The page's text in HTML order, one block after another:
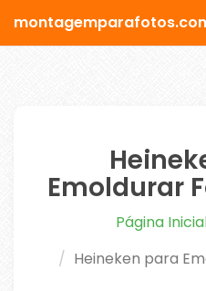
Emoldurar
Página
Heineken para